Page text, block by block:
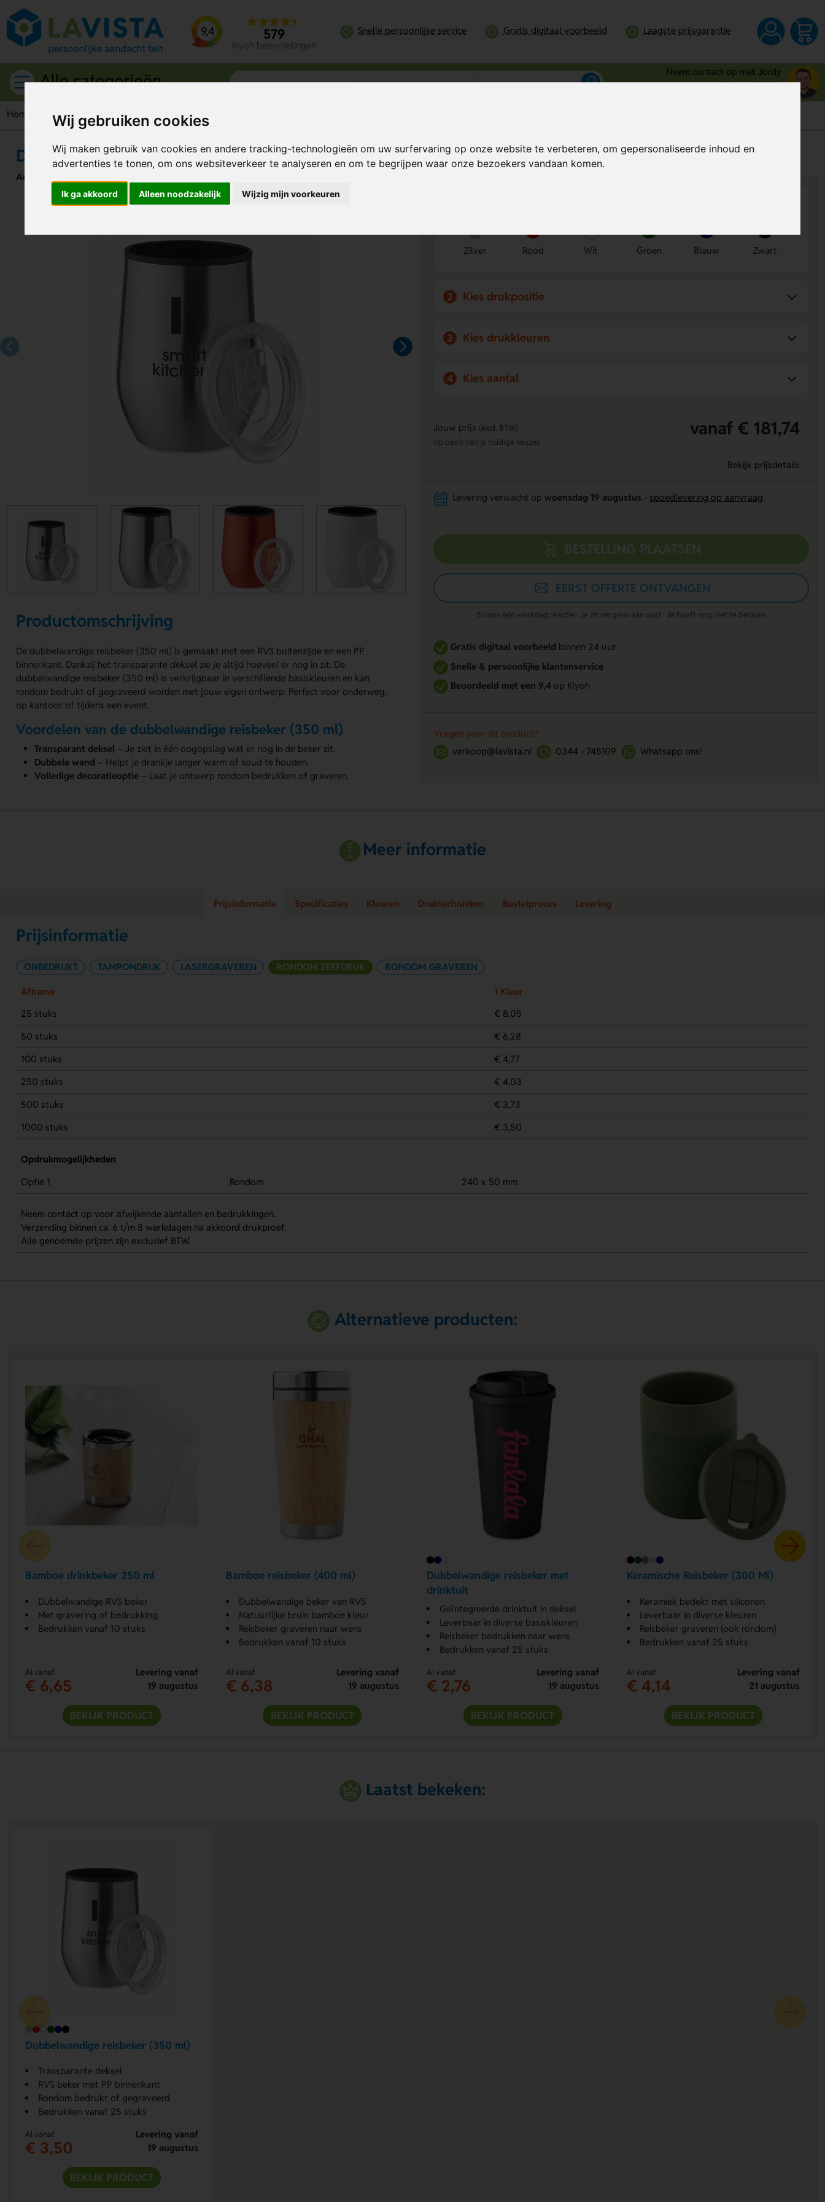
Wij gebruiken cookies
Wij maken gebruik van cookies en andere tracking-technologieën om uw surfervaring op onze website te verbeteren, om gepersonaliseerde inhoud en
advertenties te tonen, om ons websiteverkeer te analyseren en om te begrijpen waar onze bezoekers vandaan komen.
Ik ga akkoord Alleen noodzakelijk Wijzig mijn voorkeuren
9,4 579
kiyoh beoordelingen
Snelle persoonlijke service Gratis digitaal voorbeeld Laagste prijsgarantie
Alle categorieën
Neem contact op met Jordy
0344 - 745109
Home Drinkwaren Reisbekers Dubbelwandige reisbeker (350 ml)
Dubbelwandige reisbeker (350 ml)
Artikelnummer:
Productomschrijving
De dubbelwandige reisbeker (350 ml) is gemaakt met een RVS buitenzijde en een PP
binnenkant. Dankzij het transparante deksel zie je altijd hoeveel er nog in zit. De
dubbelwandige reisbeker (350 ml) is verkrijgbaar in verschillende basiskleuren en kan
rondom bedrukt of gegraveerd worden met jouw eigen ontwerp. Perfect voor onderweg,
op kantoor of tijdens een event.
Voordelen van de dubbelwandige reisbeker (350 ml)
Transparant deksel – Je ziet in één oogopslag wat er nog in de beker zit.
Dubbele wand – Helpt je drankje langer warm of koud te houden.
Volledige decoratieoptie – Laat je ontwerp rondom bedrukken of graveren.
Bereken mijn prijs Al vanaf€ 3,50 per stuk (excl. BTW)
Zilver Rood Wit Groen Blauw Zwart
2 Kies drukpositie
3 Kies drukkleuren
4 Kies aantal
Jouw prijs (excl. BTW) vanaf € 181,74
op basis van je huidige keuzes
Bekijk prijsdetails
Levering verwacht op woensdag 19 augustus spoedlevering op aanvraag
BESTELLING PLAATSEN
EERST OFFERTE ONTVANGEN
Binnen één werkdag reactie · Je zit nergens aan vast · Je hoeft nog niet te betalen
Gratis digitaal voorbeeldbinnen 24 uur
Snelle & persoonlijke klantenservice
Beoordeeld met een 9,4op Kiyoh
Vragen over dit product?
verkoop@lavista.nl
0344 - 745109 Whatsapp ons!
Meer informatie
Prijsinformatie Specificaties Kleuren Druktechnieken Bestelproces Levering
Prijsinformatie
ONBEDRUKT TAMPONDRUK LASERGRAVEREN RONDOM ZEEFDRUK RONDOM GRAVEREN
Afname
1 Kleur
25 stuks
€ 8,05
50 stuks
€ 6,28
100 stuks
€ 4,77
250 stuks
€ 4,03
500 stuks
€ 3,73
1000 stuks
€ 3,50
Opdrukmogelijkheden
Optie 1
Rondom 240 x 50 mm
Neem contact op voor afwijkende aantallen en bedrukkingen.
Verzending binnen ca. 6 t/m 8 werkdagen na akkoord drukproef.
Alle genoemde prijzen zijn exclusief BTW.
Alternatieve producten:
Bamboe drinkbeker 250 ml
Dubbelwandige RVS beker
Met gravering of bedrukking
Bedrukken vanaf 10 stuks
Al vanaf
€ 6,65
Levering vanaf
19 augustus
BEKIJK PRODUCT
Bamboe reisbeker (400 ml)
Dubbelwandige beker van RVS
Natuurlijke bruin bamboe kleur
Reisbeker graveren naar wens
Bedrukken vanaf 10 stuks
Al vanaf
€ 6,38
Levering vanaf
19 augustus
BEKIJK PRODUCT
Dubbelwandige reisbeker met
drinktuit
Geïntegreerde drinktuit in deksel
Leverbaar in diverse basiskleuren
Reisbeker bedrukken naar wens
Bedrukken vanaf 25 stuks
Al vanaf
€ 2,76
Levering vanaf
19 augustus
BEKIJK PRODUCT
Keramische Reisbeker (300 Ml)
Keramiek bedekt met siliconen
Leverbaar in diverse kleuren
Reisbeker graveren (ook rondom)
Bedrukken vanaf 25 stuks
Al vanaf
€ 4,14
Levering vanaf
21 augustus
BEKIJK PRODUCT
Laatst bekeken:
Dubbelwandige reisbeker (350 ml)
Transparante deksel
RVS beker met PP binnenkant
Rondom bedrukt of gegraveerd
Bedrukken vanaf 25 stuks
Al vanaf
€ 3,50
Levering vanaf
19 augustus
BEKIJK PRODUCT